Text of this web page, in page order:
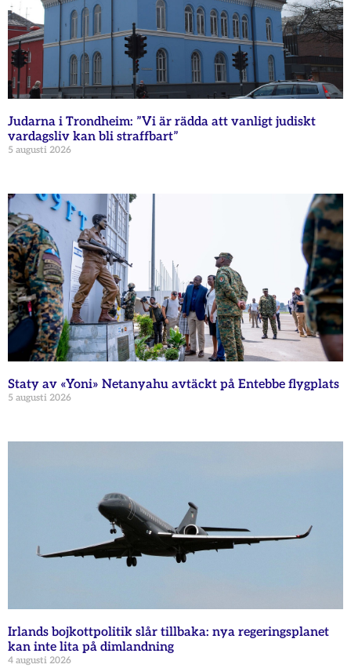
Judarna i Trondheim: ”Vi är rädda att vanligt judiskt
vardagsliv kan bli straffbart”
5 augusti 2026
Staty av «Yoni» Netanyahu avtäckt på Entebbe flygplats
5 augusti 2026
Irlands bojkottpolitik slår tillbaka: nya regeringsplanet
kan inte lita på dimlandning
4 augusti 2026